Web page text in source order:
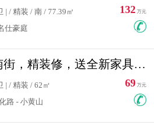
| / 精装 / 南 / 77.39㎡
仕豪庭
132 万元
黄山南街，精装修，送全新家具，看房有钥匙，实用面积大
| / 精装 / 62㎡
路 - 小黄山
69 万元